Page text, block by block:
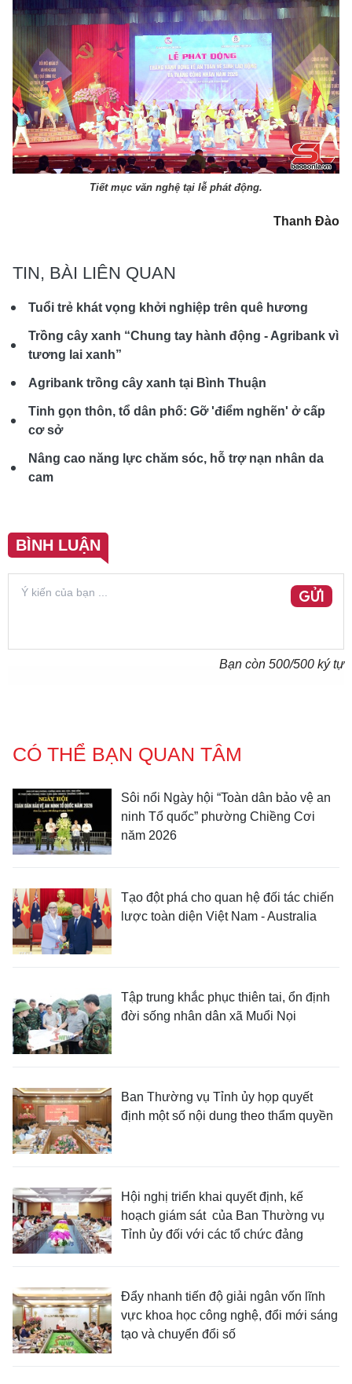
Tiết mục văn nghệ tại lễ phát động.
Thanh Đào
TIN, BÀI LIÊN QUAN
Tuổi trẻ khát vọng khởi nghiệp trên quê hương
Trồng cây xanh “Chung tay hành động - Agribank vì
tương lai xanh”
Agribank trồng cây xanh tại Bình Thuận
Tinh gọn thôn, tổ dân phố: Gỡ 'điểm nghẽn' ở cấp
cơ sở
Nâng cao năng lực chăm sóc, hỗ trợ nạn nhân da
cam
BÌNH LUẬN
GỬI
Bạn còn 500/500 ký tự
CÓ THỂ BẠN QUAN TÂM
Sôi nổi Ngày hội “Toàn dân bảo vệ an
ninh Tổ quốc” phường Chiềng Cơi
năm 2026
Tạo đột phá cho quan hệ đối tác chiến
lược toàn diện Việt Nam - Australia
Tập trung khắc phục thiên tai, ổn định
đời sống nhân dân xã Muổi Nọi
Ban Thường vụ Tỉnh ủy họp quyết
định một số nội dung theo thẩm quyền
Hội nghị triển khai quyết định, kế
hoạch giám sát của Ban Thường vụ
Tỉnh ủy đối với các tổ chức đảng
Đẩy nhanh tiến độ giải ngân vốn lĩnh
vực khoa học công nghệ, đổi mới sáng
tạo và chuyển đổi số